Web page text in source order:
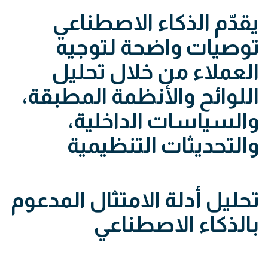
يقدّم الذكاء الاصطناعي
توصيات واضحة لتوجيه
العملاء من خلال تحليل
اللوائح والأنظمة المطبقة،
والسياسات الداخلية،
والتحديثات التنظيمية
تحليل أدلة الامتثال المدعوم
بالذكاء الاصطناعي